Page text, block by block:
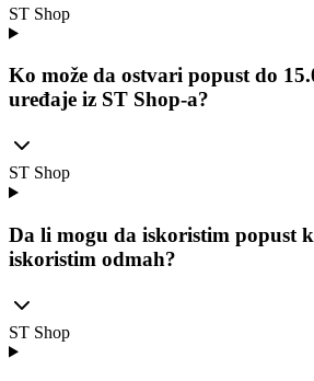
ST Shop
Ko može da ostvari popust do
uređaje iz ST Shop-a?
ST Shop
Da li mogu da iskoristim popust
iskoristim odmah?
ST Shop